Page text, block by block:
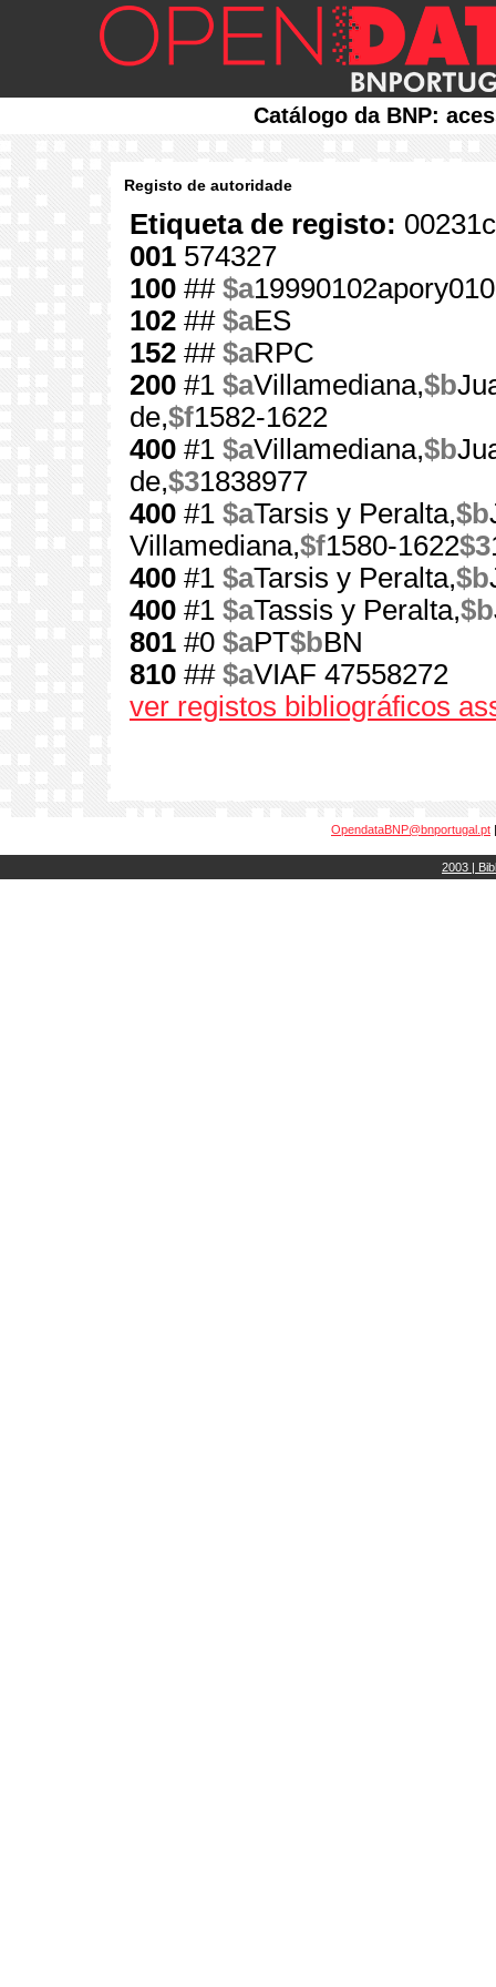
Catálogo da BNP:
Registo de autoridade
Etiqueta de registo:
001 574327
100 ## $a
102 ## $aES
152 ## $aRPC
200 #1 $aVillamediana,$b
de,$f1582-1622
400 #1 $aVillamediana,$b
de,$31838977
400 #1 $aTarsis y Peralta,$b
Villamediana,$f1580-1622$3
400 #1 $aTarsis y Peralta,$b
400 #1 $aTassis y Peralta,$b
801 #0 $aPT$bBN
810 ## $aVIAF 47558272
ver registos bibliográficos
OpendataBNP@bnportugal.pt
2003 |